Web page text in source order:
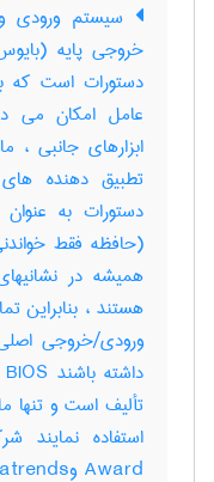
سیستم ورودی
دستورات است که
عامل امکان می
ابزارهای جانبی
تطبیق دهنده های
(حافظه فقط
همیشه در
هستند ، بنابراین
ورودی/خروجی
تألیف است و تنها